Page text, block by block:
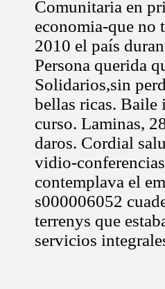
Comunitaria en
economia-que no
2010 el país
Persona querida
Solidarios,sin
bellas ricas. Baile
curso. Laminas,
daros. Cordial
vidio-
contemplava el
s000006052
terrenys que
servicios